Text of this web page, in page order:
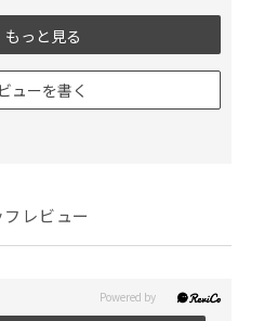
もっと見る
ューを書く
フレビュー